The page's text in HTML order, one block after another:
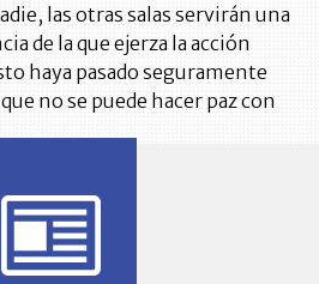
las otras salas servirán una
de la que ejerza la acción
haya pasado seguramente
no se puede hacer paz con